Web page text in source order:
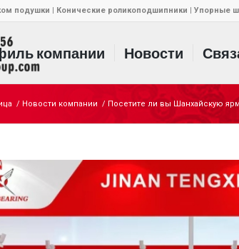
подушки | Конические роликоподшипники | Упорные
компании Новости
/ Новости компании / Посетите ли вы Шанхайскую